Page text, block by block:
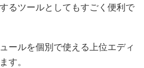
るツールとしてもすごく便利で
ールを個別で使える上位エディ
す。